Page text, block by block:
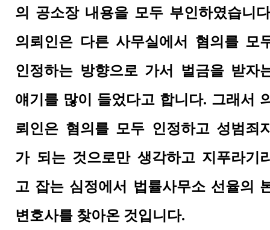
의 공소장 내용을 모두 부인하였습니
의뢰인은 다른 사무실에서 혐의를 모
인정하는 방향으로 가서 벌금을 받자
얘기를 많이 들었다고 합니다. 그래서
뢰인은 혐의를 모두 인정하고 성범죄
가 되는 것으로만 생각하고 지푸라기
고 잡는 심정에서 법률사무소 선율의
변호사를 찾아온 것입니다.